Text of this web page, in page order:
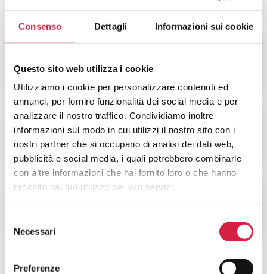
Consenso Dettagli Informazioni sui cookie
Questo sito web utilizza i cookie
Utilizziamo i cookie per personalizzare contenuti ed
annunci, per fornire funzionalità dei social media e per
analizzare il nostro traffico. Condividiamo inoltre
informazioni sul modo in cui utilizzi il nostro sito con i
nostri partner che si occupano di analisi dei dati web,
pubblicità e social media, i quali potrebbero combinarle
con altre informazioni che hai fornito loro o che hanno
raccolto dal tuo utilizzo dei loro servizi.
delNecessari
Preferenze
DIETOLOGIA
VIOLENZA SULLA
DONNA
ALTRI SERVIZI